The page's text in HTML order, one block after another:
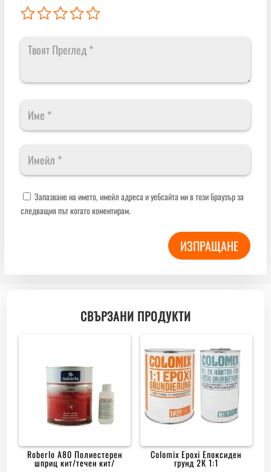
Запазване на името, имейл адреса и уебсайта ми в този браузър за
следващия път когато коментирам.
ИЗПРАЩАНЕ
СВЪРЗАНИ ПРОДУКТИ
Roberlo А80 Полиестерен
шприц кит/течен кит/
Colomix Epoxi Епоксиден
грунд 2К 1:1